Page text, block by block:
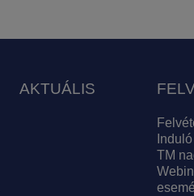
AKTUÁLIS
TM